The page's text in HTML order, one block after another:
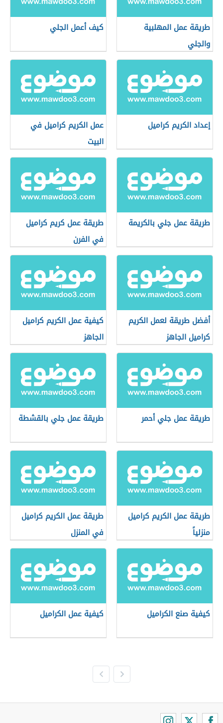
طريقة عمل المهلبية
والجلي
كيف أعمل الجلي
إعداد الكريم كراميل
عمل الكريم كراميل في
البيت
طريقة عمل جلي بالكريمة
طريقة عمل كريم كراميل
في الفرن
أفضل طريقة لعمل الكريم
كراميل الجاهز
كيفية عمل الكريم كراميل
الجاهز
طريقة عمل جلي أحمر طريقة عمل جلي بالقشطة
طريقة عمل الكريم كراميل
منزلياً
طريقة عمل الكريم كراميل
في المنزل
كيفية صنع الكراميل كيفية عمل الكراميل